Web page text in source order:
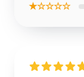
★☆☆☆☆